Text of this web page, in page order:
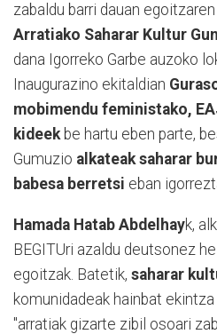
zabaldu barri dauan
Arratiako Saharar Kultur
dana Igorreko Garbe auzoko
Inaugurazino ekitaldian
mobimendu feministako,
kideekbe hartu eben parte,
Gumuzio alkateak saharar
babesa berretsi eban
Hamada Hatab Abdelhayk,
BEGITUri azaldu deutsonez
egoitzak. Batetik, saharar
komunidadeak hainbat
"arratiak gizarte zibil osoari